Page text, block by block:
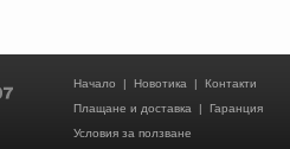
Начало | Новотика | Контакти
Плащане и доставка | Гаранция
Условия за ползване